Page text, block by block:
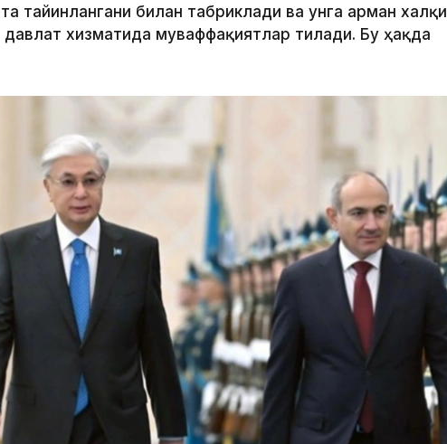
тайинлангани билан табриклади ва унга арман халқи
хизматида муваффақиятлар тилади. Бу ҳақда